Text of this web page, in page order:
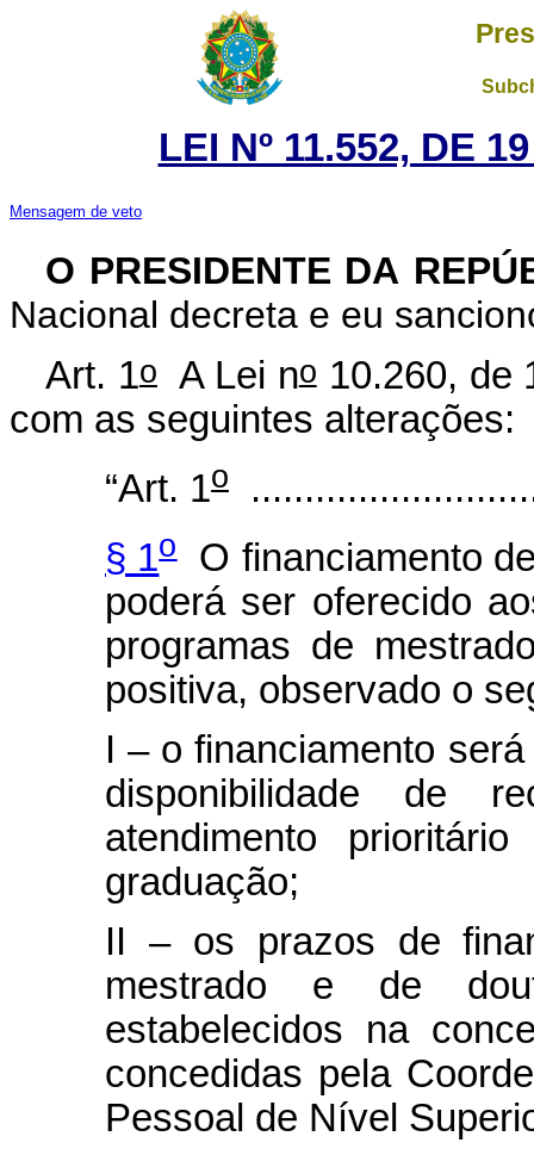
LEI Nº 11.552, DE
Mensagem de veto
O PRESIDENTE DA
Nacional decreta e eu
Art. 1o A Lei no10.260, de
com as seguintes alterações:
“Art. 1o
§ 1oO financiamento
poderá ser oferecido
programas de
positiva, observado o
I – o financiamento
disponibilidade de
atendimento
graduação;
II – os prazos de
mestrado e de
estabelecidos na
concedidas pela
Pessoal de Nível